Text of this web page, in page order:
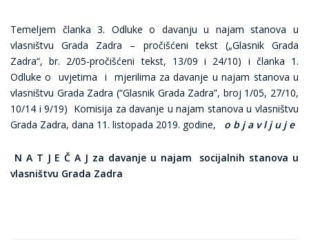
Temeljem članka 3. Odluke o davanju u najam stanova u
vlasništvu Grada Zadra – pročišćeni tekst („Glasnik Grada
Zadra“, br. 2/05-pročišćeni tekst, 13/09 i 24/10) i članka 1.
Odluke o uvjetima i mjerilima za davanje u najam stanova u
vlasništvu Grada Zadra (“Glasnik Grada Zadra”, broj 1/05, 27/10,
10/14 i 9/19) Komisija za davanje u najam stanova u vlasništvu
Grada Zadra, dana 11. listopada 2019. godine,
o b j a v l j u j e
N A T J E Č A J za davanje u najam socijalnih stanova u
vlasništvu Grada Zadra